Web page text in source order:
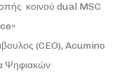
κοινού dual MSC
(CEO), Acumino
Ψηφιακών